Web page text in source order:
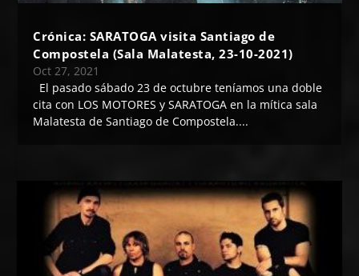
Crónica: SARATOGA visita Santiago de
Compostela (Sala Malatesta, 23-10-2021)
Oct 27, 2021
El pasado sábado 23 de octubre teníamos una doble
cita con LOS MOTORES y SARATOGA en la mítica sala
Malatesta de Santiago de Compostela....